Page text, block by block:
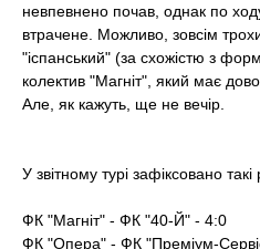
невпевнено почав, однак по
втрачене. Можливо, зовсім
"іспанський" (за схожістю з
колектив "Магніт", який має
Але, як кажуть, ще не вечір.
У звітному турі зафіксовано такі
ФК "Магніт" - ФК "40-Й" - 4:0
ФК "Опера" - ФК "Преміум-